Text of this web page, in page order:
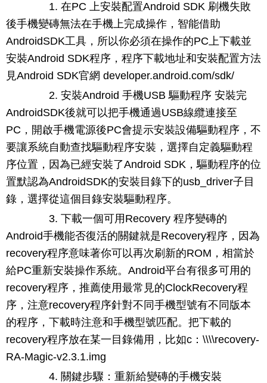
1. 在PC 上安裝配置Android SDK 刷機失敗
後手機變磚無法在手機上完成操作，智能借助
AndroidSDK工具，所以你必須在操作的PC上下載並
安裝Android SDK程序，程序下載地址和安裝配置方法
見Android SDK官網 developer.android.com/sdk/
2. 安裝Android 手機USB 驅動程序 安裝完
AndroidSDK後就可以把手機通過USB線纜連接至
PC，開啟手機電源後PC會提示安裝設備驅動程序，不
要讓系統自動查找驅動程序安裝，選擇自定義驅動程
序位置，因為已經安裝了Android SDK，驅動程序的位
置默認為AndroidSDK的安裝目錄下的usb_driver子目
錄，選擇從這個目錄安裝驅動程序。
3. 下載一個可用Recovery 程序變磚的
Android手機能否復活的關鍵就是Recovery程序，因為
recovery程序意味著你可以再次刷新的ROM，相當於
給PC重新安裝操作系統。Android平台有很多可用的
recovery程序，推薦使用最常見的ClockRecovery程
序，注意recovery程序針對不同手機型號有不同版本
的程序，下載時注意和手機型號匹配。把下載的
recovery程序放在某一目錄備用，比如c：\\\\recovery-
RA-Magic-v2.3.1.img
4. 關鍵步驟：重新給變磚的手機安裝